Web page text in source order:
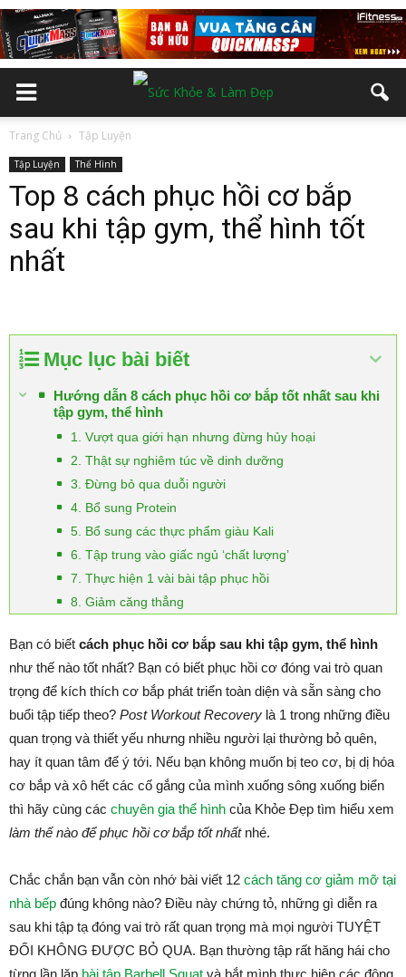
Trang Chủ Tập Luyện
Tập Luyện Thể Hình
Top 8 cách phục hồi cơ bắp
sau khi tập gym, thể hình tốt
nhất
Mục lục bài biết
Hướng dẫn 8 cách phục hồi cơ bắp tốt nhất sau khi
tập gym, thể hình
1. Vượt qua giới hạn nhưng đừng hủy hoại
2. Thật sự nghiêm túc về dinh dưỡng
3. Đừng bỏ qua duỗi người
4. Bổ sung Protein
5. Bổ sung các thực phẩm giàu Kali
6. Tập trung vào giấc ngủ ‘chất lượng’
7. Thực hiện 1 vài bài tập phục hồi
8. Giảm căng thẳng
Bạn có biết cách phục hồi cơ bắp sau khi tập gym, thể hình
như thế nào tốt nhất? Bạn có biết phục hồi cơ đóng vai trò quan
trọng để kích thích cơ bắp phát triển toàn diện và sẵn sàng cho
buổi tập tiếp theo? Post Workout Recovery là 1 trong những điều
quan trọng và thiết yếu nhưng nhiều người lại thường bỏ quên,
hay ít quan tâm để ý tới. Nếu bạn không muốn bị teo cơ, bị dị hóa
cơ bắp và xô hết các cố gắng của mình xuống sông xuống biển
thì hãy cùng các chuyên gia thể hình của Khỏe Đẹp tìm hiểu xem
làm thế nào để phục hồi cơ bắp tốt nhấtnhé.
Chắc chắn bạn vẫn còn nhớ bài viết 12 cách tăng cơ giảm mỡ tại
nhà bếp đúng không nào? Điều này chứng tỏ, những gì diễn ra
sau khi tập tạ đóng vai trò rất quan trọng mà mọi người TUYỆT
ĐỐI KHÔNG ĐƯỢC BỎ QUA. Bạn thường tập rất hăng hái cho
từng lần lặp bài tập Barbell Squat và bắt mình thực hiện các động